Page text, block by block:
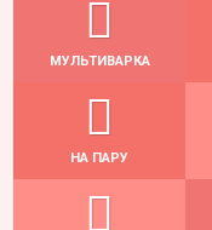
МУЛЬТИВАРКА
НА ПАРУ